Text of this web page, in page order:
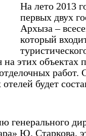
На лето 2013
первых двух
Архыза –
который
на этих объектах
будет
генерального
Ю. Старкова,